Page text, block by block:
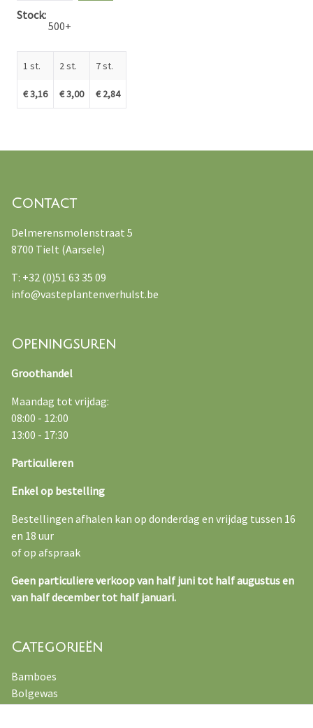
Stock
500+
1 st.
€ 3,16
2 st.
€ 3,00
7 st.
€ 2,84
Contact
Delmerensmolenstraat 5
8700 Tielt (Aarsele)
T: +32 (0)51 63 35 09
info@vasteplantenverhulst.be
Openingsuren
Groothandel
Maandag tot vrijdag:
08:00 - 12:00
13:00 - 17:30
Particulieren
Enkel op bestelling
Bestellingen afhalen kan op donderdag en vrijdag tussen 16
en 18 uur
of op afspraak
Geen particuliere verkoop van half juni tot half augustus en
van half december tot half januari.
Categorieën
Bamboes
Bolgewas
Kruiden